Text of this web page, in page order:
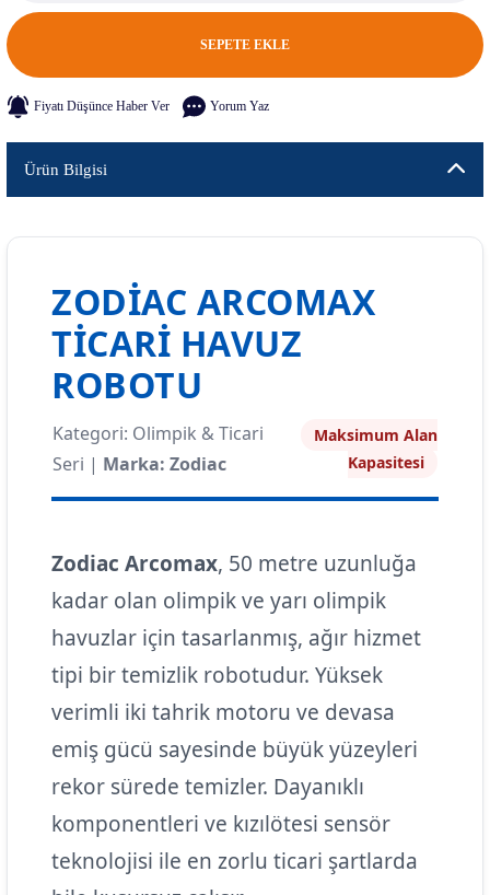
SEPETE EKLE
Fiyatı Düşünce Haber Ver Yorum Yaz
Ürün Bilgisi
ZODIAC ARCOMAX
TICARI HAVUZ
ROBOTU
Kategori: Olimpik & Ticari
Seri | Marka: Zodiac
Maksimum Alan
Kapasitesi
Zodiac Arcomax, 50 metre uzunluğa
kadar olan olimpik ve yarı olimpik
havuzlar için tasarlanmış, ağır hizmet
tipi bir temizlik robotudur. Yüksek
verimli iki tahrik motoru ve devasa
emiş gücü sayesinde büyük yüzeyleri
rekor sürede temizler. Dayanıklı
komponentleri ve kızılötesi sensör
teknolojisi ile en zorlu ticari şartlarda